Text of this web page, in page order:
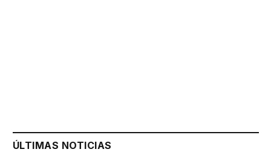
ÚLTIMAS NOTICIAS